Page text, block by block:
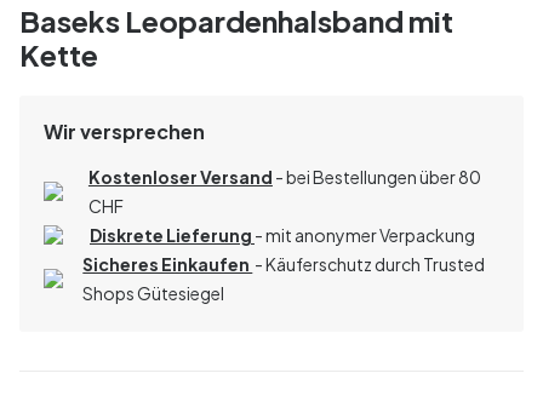
Baseks Leopardenhalsband mit
Kette
Wir versprechen
Kostenloser Versand - bei Bestellungen über 80
CHF
Diskrete Lieferung - mit anonymer Verpackung
Sicheres Einkaufen - Käuferschutz durch Trusted
Shops Gütesiegel